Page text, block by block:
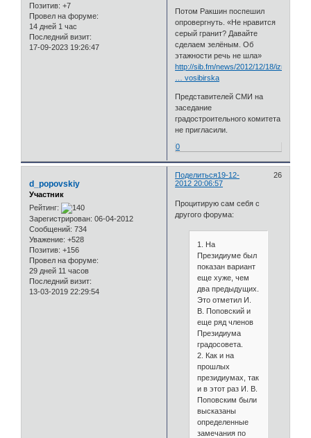
Позитив: +7
Провел на форуме:
14 дней 1 час
Последний визит:
17-09-2023 19:26:47
Потом Ракшин поспешил
опровергнуть. «Не нравится
серый гранит? Давайте
сделаем зелёным. Об
этажности речь не шла»
http://sib.fm/news/2012/12/18/izmenenij
… vosibirska
Представителей СМИ на
заседание
градостроительного комитета
не пригласили.
0
Поделиться 26
19-12-
2012 20:06:57
d_popovskiy
Участник
Рейтинг:
Зарегистрирован: 06-04-2012
Сообщений: 734
Уважение: +528
Позитив: +156
Провел на форуме:
29 дней 11 часов
Последний визит:
13-03-2019 22:29:54
Процитирую сам себя с
другого форума:
1. На
Президиуме был
показан вариант
еще хуже, чем
два предыдущих.
Это отметил И.
В. Поповский и
еще ряд членов
Президиума
градосовета.
2. Как и на
прошлых
президиумах, так
и в этот раз И. В.
Поповским были
высказаны
определенные
замечания по